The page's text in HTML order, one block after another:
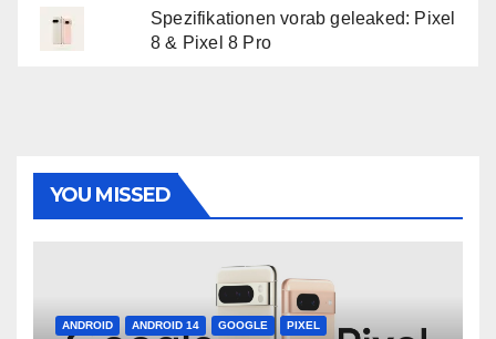
Spezifikationen vorab geleaked: Pixel
8 & Pixel 8 Pro
YOU MISSED
ANDROID ANDROID 14 GOOGLE PIXEL